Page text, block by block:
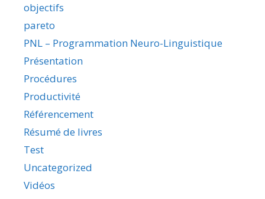
objectifs
pareto
PNL – Programmation Neuro-Linguistique
Présentation
Procédures
Productivité
Référencement
Résumé de livres
Test
Uncategorized
Vidéos